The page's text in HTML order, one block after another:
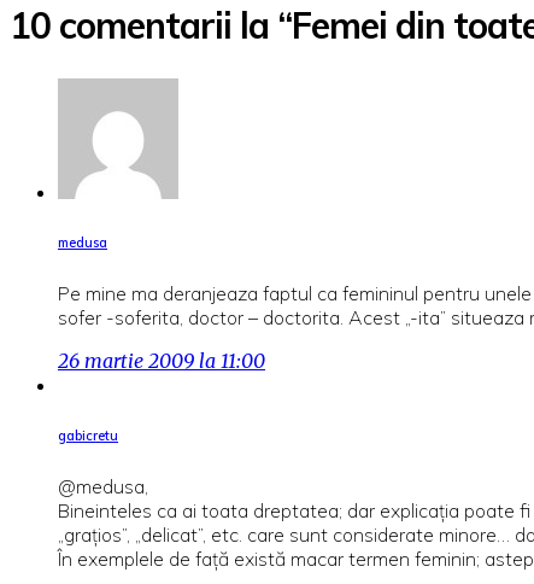
10 comentarii la “Femei din
medusa
Pe mine ma deranjeaza faptul ca femininul pentru
sofer -soferita, doctor – doctorita. Acest „-ita”
26 martie 2009 la 11:00
gabicretu
@medusa,
Bineinteles ca ai toata dreptatea; dar explicaţia poate
„graţios”, „delicat”, etc. care sunt considerate
În exemplele de faţă există macar termen feminin;